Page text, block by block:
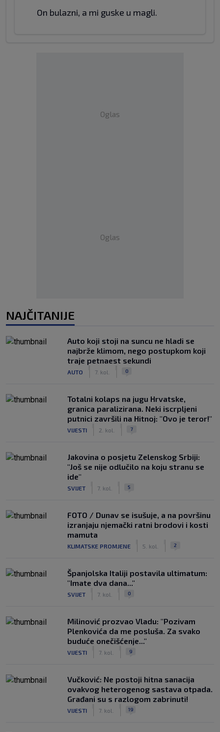
On bulazni, a mi guske u magli.
Oglas
Oglas
NAJČITANIJE
Auto koji stoji na suncu ne hladi se
najbrže klimom, nego postupkom koji
traje petnaest sekundi
AUTO 7. kol. 0
Totalni kolaps na jugu Hrvatske,
granica paralizirana. Neki iscrpljeni
putnici završili na Hitnoj: "Ovo je teror!"
VIJESTI 2. kol. 7
Jakovina o posjetu Zelenskog Srbiji:
"Još se nije odlučilo na koju stranu se
ide"
SVIJET 7. kol. 5
FOTO / Dunav se isušuje, a na površinu
izranjaju njemački ratni brodovi i kosti
mamuta
KLIMATSKE PROMJENE 5. kol. 2
Španjolska Italiji postavila ultimatum:
"Imate dva dana..."
SVIJET 7. kol. 0
Milinović prozvao Vladu: "Pozivam
Plenkovića da me posluša. Za svako
buduće onečišćenje..."
VIJESTI 7. kol. 9
Vučković: Ne postoji hitna sanacija
ovakvog heterogenog sastava otpada.
Građani su s razlogom zabrinuti!
VIJESTI 7. kol. 19